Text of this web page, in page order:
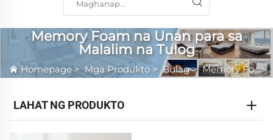
Memory Foam na Unan para sa
Malalim na Tulog
Homepage > Mga Produkto >Bulag>Memory Foam na Unan para sa Malalim na Tulog
LAHAT NG PRODUKTO